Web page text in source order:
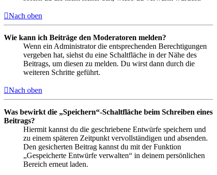
Nach oben
Wie kann ich Beiträge den Moderatoren melden?
Wenn ein Administrator die entsprechenden Berechtigungen
vergeben hat, siehst du eine Schaltfläche in der Nähe des
Beitrags, um diesen zu melden. Du wirst dann durch die
weiteren Schritte geführt.
Nach oben
Was bewirkt die „Speichern“-Schaltfläche beim Schreiben eines
Beitrags?
Hiermit kannst du die geschriebene Entwürfe speichern und
zu einem späteren Zeitpunkt vervollständigen und absenden.
Den gesicherten Beitrag kannst du mit der Funktion
„Gespeicherte Entwürfe verwalten“ in deinem persönlichen
Bereich erneut laden.